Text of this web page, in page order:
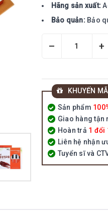
Hãng sản xuất:
Bảo quản: Bảo
– +
KHUYẾN MÃI
Sản phẩm
Giao hàng tận
Hoàn trả 1 đổi
Liên hệ nhận
Tuyển sĩ và